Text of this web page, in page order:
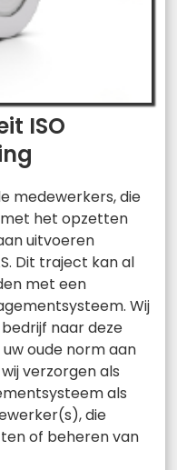
ISO
medewerkers, die
het opzetten
uitvoeren
Dit traject kan al
met een
Wij
naar deze
oude norm aan
verzorgen als
als
die
of beheren van